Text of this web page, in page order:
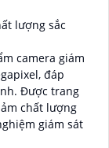
lượng sắc
camera giám
đáp
Được trang
chất lượng
giám sát